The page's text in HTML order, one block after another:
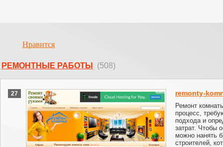
Нравится
РЕМОНТНЫЕ РАБОТЫ (508)
27 remonty-
Ремонт
процесс,
подхода и
затрат. Чтобы
можно нанять
строителей,